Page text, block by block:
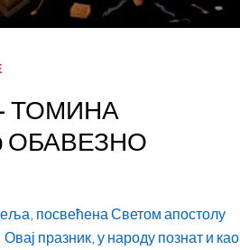
ТОМИНА
ОБАВЕЗНО
посвећена Светом апостолу
празник, у народу познат и као